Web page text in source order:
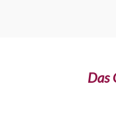
Das